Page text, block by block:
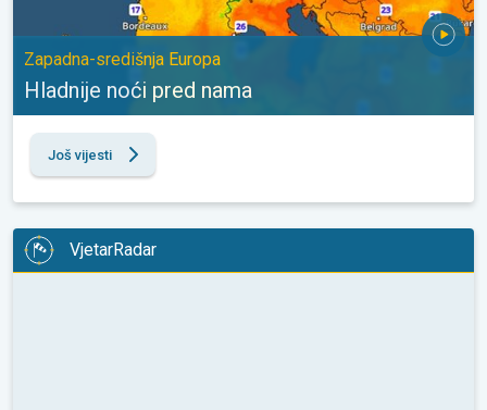
Zapadna-središnja Europa
Hladnije noći pred nama
Još vijesti
VjetarRadar